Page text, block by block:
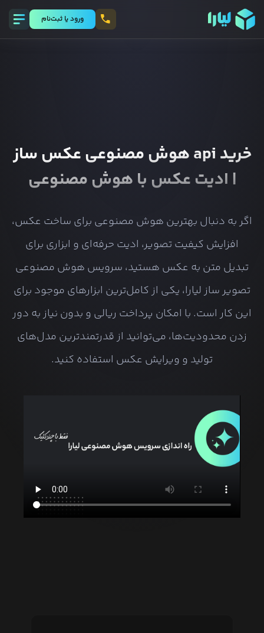
ورود يا ثبت‌نام
خرید api هوش مصنوعی عکس ساز
| ادیت عکس با هوش مصنوعی
اگر به دنبال بهترین هوش مصنوعی برای ساخت عکس،
افزایش کیفیت تصویر، ادیت حرفه‌ای و ابزاری برای
تبدیل متن به عکس هستید، سرویس هوش مصنوعی
تصویر ساز لیارا، یکی از کامل‌ترین ابزارهای موجود برای
این کار است. با امکان پرداخت ریالی و بدون نیاز به دور
زدن محدودیت‌ها، می‌توانید از قدرتمندترین مدل‌های
تولید و ویرایش عکس استفاده کنید.